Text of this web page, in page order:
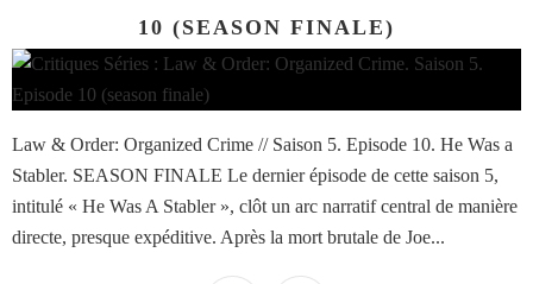
10 (SEASON FINALE)
Law & Order: Organized Crime // Saison 5. Episode 10. He Was a
Stabler. SEASON FINALE Le dernier épisode de cette saison 5,
intitulé « He Was A Stabler », clôt un arc narratif central de manière
directe, presque expéditive. Après la mort brutale de Joe...